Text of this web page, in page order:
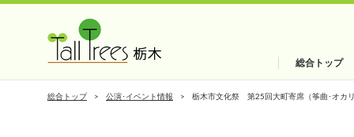
総合トップ
総合トップ 公演･イベント情報 栃木市文化祭 第25回大町寄席（筝曲･オカ